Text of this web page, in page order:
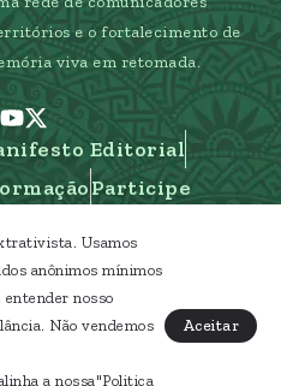
Editorial
Participe
e o fortalecimento de
viva em retomada.
- Gestão Araucária
Usamos
anônimos mínimos
nosso
Não vendemos
a nossa"Politica
Aceitar